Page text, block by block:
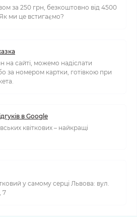
за 250 грн, безкоштовно від 4500
ми це встигаємо?
сайті, можемо надіслати
за номером картки, готівкою при
в Google
квіткових – найкращі
у самому серці Львова: вул.
7